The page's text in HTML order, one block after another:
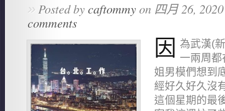
»Posted bycaftommyon 四月 26,
comments
因
為武漢(
一兩周
姐男模們想到
經好久好久沒
這個星期的最